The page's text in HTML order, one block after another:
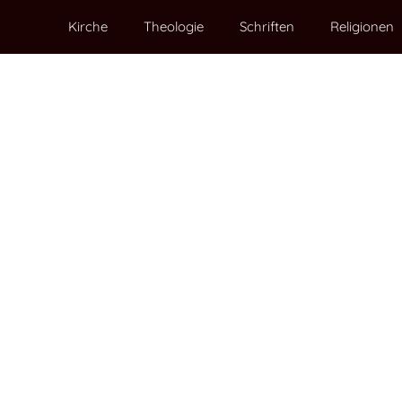
Kirche Theologie Schriften Religionen